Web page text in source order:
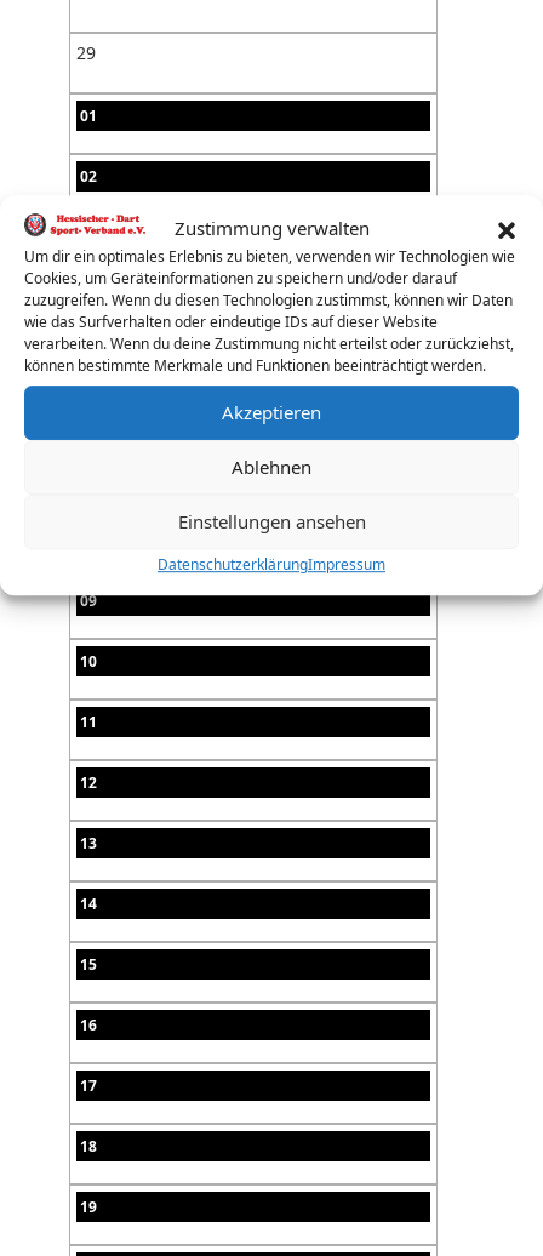
Zustimmung verwalten
Um dir ein optimales Erlebnis zu bieten, verwenden wir Technologien wie
Cookies, um Geräteinformationen zu speichern und/oder darauf
zuzugreifen. Wenn du diesen Technologien zustimmst, können wir Daten
wie das Surfverhalten oder eindeutige IDs auf dieser Website
verarbeiten. Wenn du deine Zustimmung nicht erteilst oder zurückziehst,
können bestimmte Merkmale und Funktionen beeinträchtigt werden.
Akzeptieren
Ablehnen
Einstellungen ansehen
DatenschutzerklärungImpressum
29
01
02
03
04
05
09
10
11
12
13
14
15
16
17
18
19